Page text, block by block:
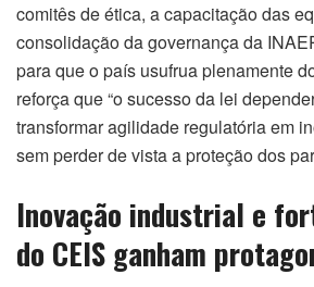
comitês de ética, a capacitação das
consolidação da governança da
para que o país usufrua plenamente
reforça que “o sucesso da lei
transformar agilidade regulatória em
sem perder de vista a proteção dos
Inovação industrial e
do CEIS ganham